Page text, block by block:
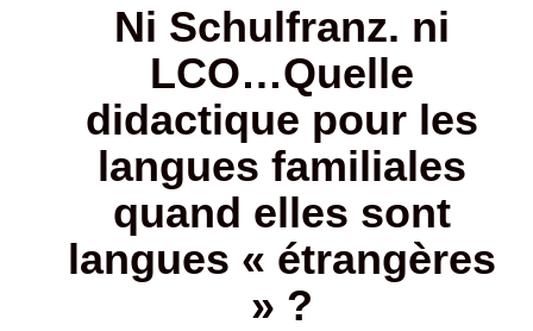
Ni Schulfranz. ni
LCO…Quelle
didactique pour les
langues familiales
quand elles sont
langues « étrangères
» ?